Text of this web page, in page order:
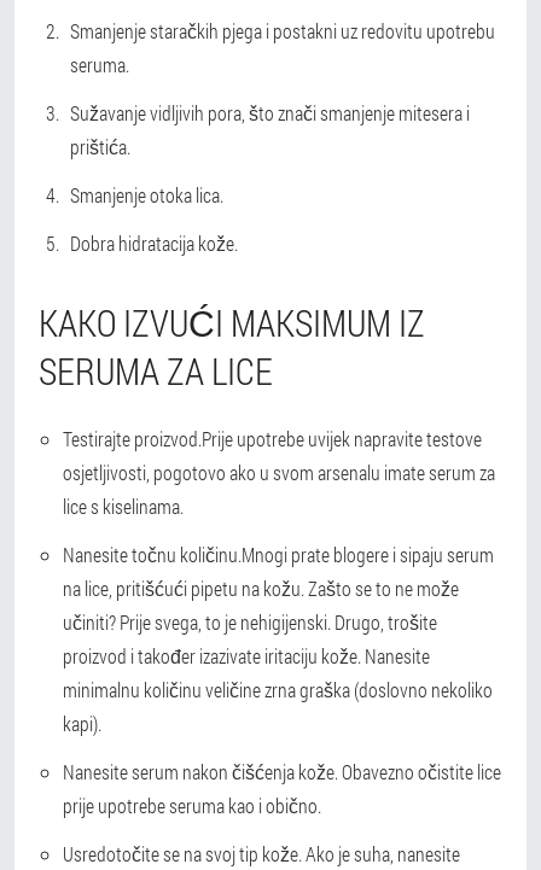
Smanjenje staračkih pjega i postakni uz redovitu upotrebu
seruma.
Sužavanje vidljivih pora, što znači smanjenje mitesera i
prištića.
Smanjenje otoka lica.
Dobra hidratacija kože.
KAKO IZVUĆI MAKSIMUM IZ
SERUMA ZA LICE
Testirajte proizvod.Prije upotrebe uvijek napravite testove
osjetljivosti, pogotovo ako u svom arsenalu imate serum za
lice s kiselinama.
Nanesite točnu količinu.Mnogi prate blogere i sipaju serum
na lice, pritišćući pipetu na kožu. Zašto se to ne može
učiniti? Prije svega, to je nehigijenski. Drugo, trošite
proizvod i također izazivate iritaciju kože. Nanesite
minimalnu količinu veličine zrna graška (doslovno nekoliko
kapi).
Nanesite serum nakon čišćenja kože. Obavezno očistite lice
prije upotrebe seruma kao i obično.
Usredotočite se na svoj tip kože. Ako je suha, nanesite